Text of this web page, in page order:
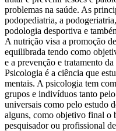
problemas na saúde. As
podopediatria, a
podologia desportiva e
A nutrição visa a promoção
equilibrada tendo como
e a prevenção e tratamento da
Psicologia é a ciência que
mentais. A psicologia tem
grupos e indivíduos tanto
universais como pelo estudo
alguns, como objetivo final o
pesquisador ou profissional